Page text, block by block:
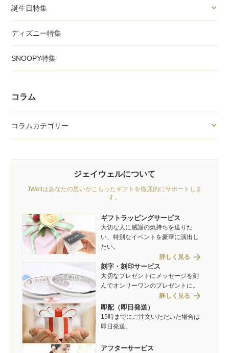
誕生日特集
ディズニー特集
SNOOPY特集
コラム
コラムカテゴリー
ジェイウェルについて
JWellはあなたの思いがこもったギフトを徹底的にサポートしま
す。
ギフトラッピングサービス
大切な人に感謝の気持ちを送りた
い、特別なイベントを豪華に演出し
たい。
詳しく見る arrow_forward
刻字・刻印サービス
大切なプレゼントにメッセージを刻
んでオンリーワンのプレゼントに。
詳しく見る arrow_forward
即配（即日発送）
15時までにご注文いただいた場合は
即日発送。
アフターサービス